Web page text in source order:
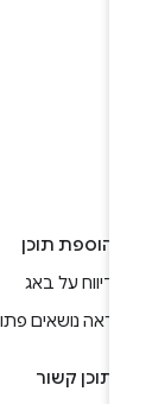
הוספת תוכן
דיווח על באג
ראה נושאים פתוחים
תוכן קשור